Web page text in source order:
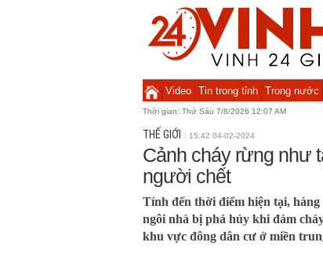
Video Tin trong tỉnh Trong nước
Thời gian: Thứ Sáu 7/8/2026 12:07 AM
THẾ GIỚI 15:42 04-02-2024
Cảnh cháy rừng như
người chết
Tính đến thời điểm hiện tại,
ngôi nhà bị phá hủy khi đám
khu vực đông dân cư ở miền